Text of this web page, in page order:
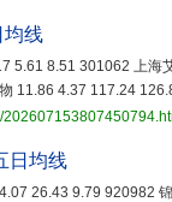
均线
5.61 8.51 301062 上海
11.86 4.37 117.24
日均线
26.43 9.79 920982